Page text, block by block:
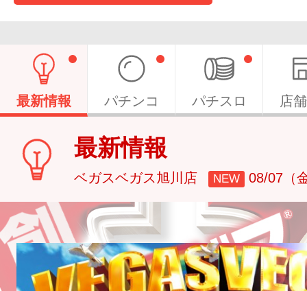
最新情報 パチンコ パチスロ 店
最新情報
ベガスベガス旭川店 NEW 08/07（